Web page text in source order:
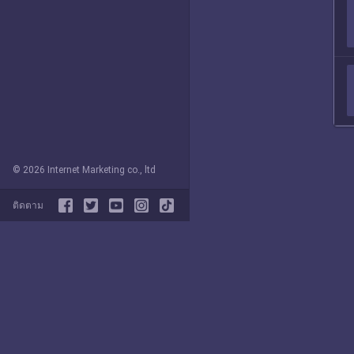
© 2026 Internet Marketing co., ltd
ติดตาม